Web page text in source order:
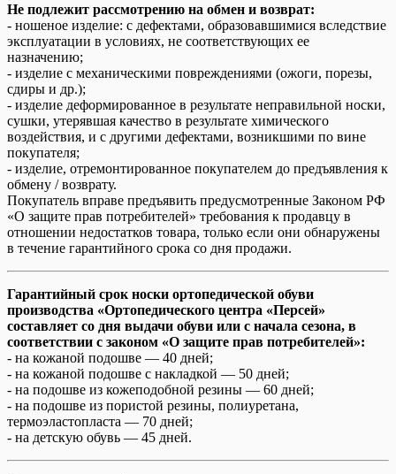
Не подлежит рассмотрению на обмен и возврат:
- ношеное изделие: с дефектами, образовавшимися вследствие
эксплуатации в условиях, не соответствующих ее
назначению;
- изделие с механическими повреждениями (ожоги, порезы,
сдиры и др.);
- изделие деформированное в результате неправильной носки,
сушки, утерявшая качество в результате химического
воздействия, и с другими дефектами, возникшими по вине
покупателя;
- изделие, отремонтированное покупателем до предъявления к
обмену / возврату.
Покупатель вправе предъявить предусмотренные Законом РФ
«О защите прав потребителей» требования к продавцу в
отношении недостатков товара, только если они обнаружены
в течение гарантийного срока со дня продажи.
Гарантийный срок носки ортопедической обуви
производства «Ортопедического центра «Персей»
составляет со дня выдачи обуви или с начала сезона, в
соответствии с законом «О защите прав потребителей»:
- на кожаной подошве — 40 дней;
- на кожаной подошве с накладкой — 50 дней;
- на подошве из кожеподобной резины — 60 дней;
- на подошве из пористой резины, полиуретана,
термоэластопласта — 70 дней;
- на детскую обувь — 45 дней.